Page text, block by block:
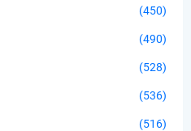
(450)
(490)
(528)
(536)
(516)